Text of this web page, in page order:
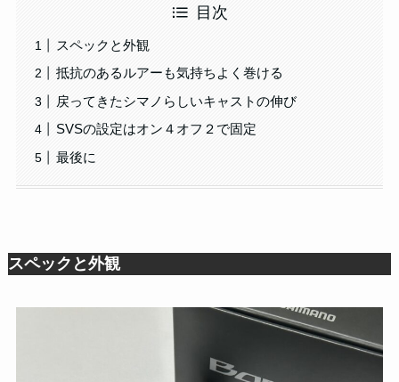
目次
スペックと外観
抵抗のあるルアーも気持ちよく巻ける
戻ってきたシマノらしいキャストの伸び
SVSの設定はオン４オフ２で固定
最後に
スペックと外観